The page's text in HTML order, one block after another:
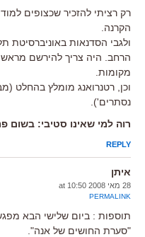
רק רציתי להזכיר שכצופים
הקרנה.
ולגבי הסדנאות
הרחב. היה צריך להירשם מראש
מקומות.
וכן, רטנרואנג מומלץ בהחלט
נסתרים').
רוה למי שאינו סטיבי: בשום
REPLY
איתן
28 מאי 2008 at 10:50
PERMALINK
תוספות : ביום שלישי הבא
"סערת החושים של אנה".